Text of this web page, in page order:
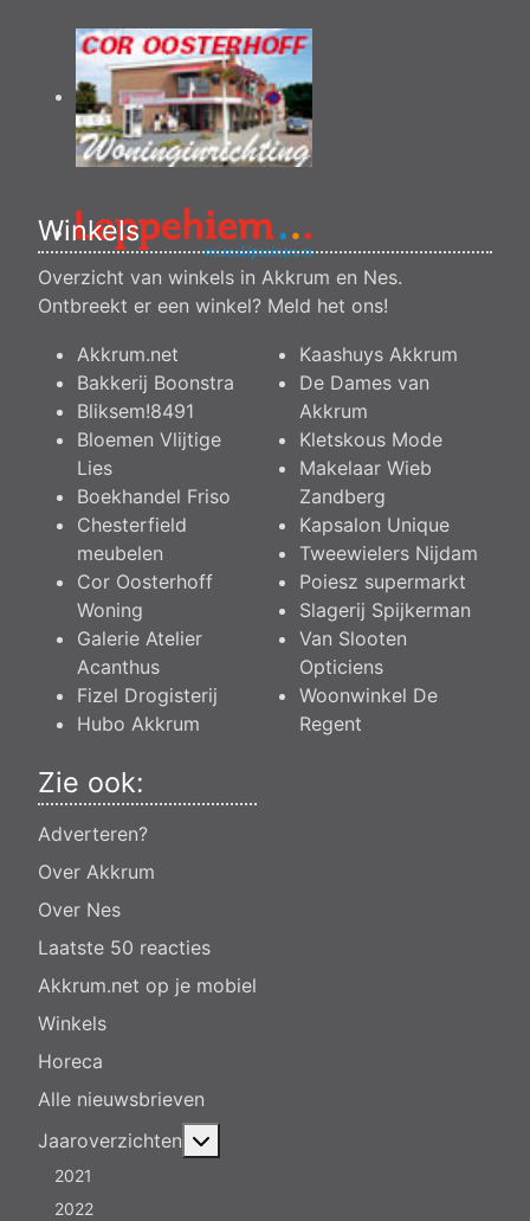
Winkels
Overzicht van winkels in Akkrum en Nes.
Ontbreekt er een winkel? Meld het ons!
Akkrum.net
Bakkerij Boonstra
Bliksem!8491
Bloemen Vlijtige
Lies
Boekhandel Friso
Chesterfield
meubelen
Cor Oosterhoff
Woning
Galerie Atelier
Acanthus
Fizel Drogisterij
Hubo Akkrum
Kaashuys Akkrum
De Dames van
Akkrum
Kletskous Mode
Makelaar Wieb
Zandberg
Kapsalon Unique
Tweewielers Nijdam
Poiesz supermarkt
Slagerij Spijkerman
Van Slooten
Opticiens
Woonwinkel De
Regent
Zie ook:
Adverteren?
Over Akkrum
Over Nes
Laatste 50 reacties
Akkrum.net op je mobiel
Winkels
Horeca
Alle nieuwsbrieven
Jaaroverzichten
2021
2022